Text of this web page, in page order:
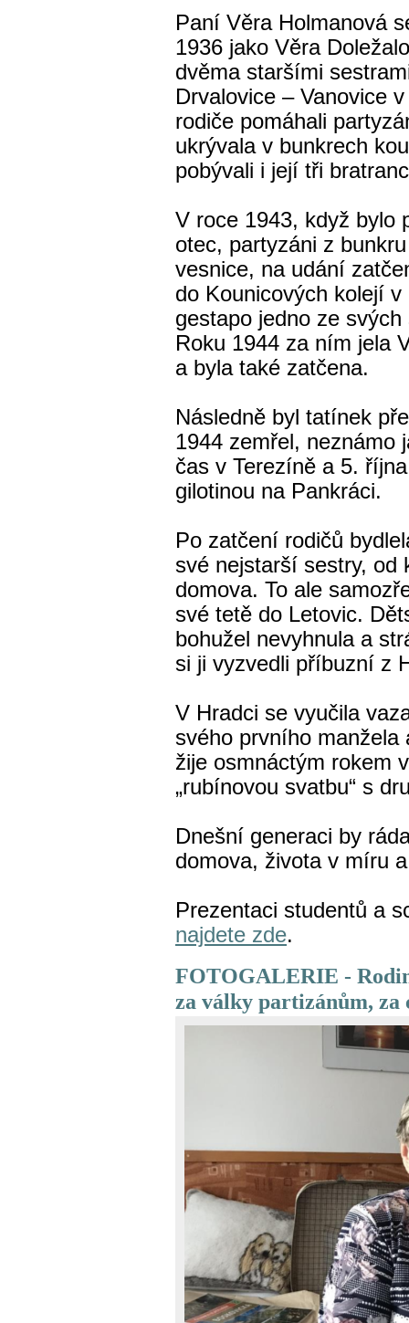
Paní Věra Holmanová
1936 jako Věra
dvěma staršími
Drvalovice – Vanovice
rodiče pomáhali
ukrývala v bunkrech
pobývali i její tři
V roce 1943, když bylo
otec, partyzáni z
vesnice, na udání
do Kounicových kolejí
gestapo jedno ze
Roku 1944 za ním jela
a byla také zatčena.
Následně byl tatínek
1944 zemřel, neznámo
čas v Terezíně a 5.
gilotinou na Pankráci.
Po zatčení rodičů
své nejstarší sestry, od
domova. To ale
své tetě do Letovic.
bohužel nevyhnula a
si ji vyzvedli příbuzní z
V Hradci se vyučila
svého prvního
žije osmnáctým rokem
„rubínovou svatbu“ s
Dnešní generaci by
domova, života v míru
Prezentaci studentů a
najdete zde.
FOTOGALERIE -
za války partizánům,